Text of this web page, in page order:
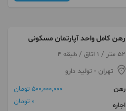
رهن کامل واحد آپارتمان مسکونی
52 متر / 1 اتاق / طبقه 4
تهران - تولید دارو
رهن
500,000,000 تومان
اجاره
0 تومان